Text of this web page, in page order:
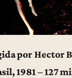
por Hector
1981 – 127